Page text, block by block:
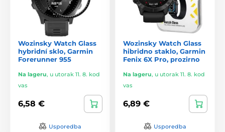
Wozinsky Watch Glass
hybridní sklo, Garmin
Forerunner 955
Na lageru, u utorak 11. 8. kod
vas
6,58 €
Usporedba
Wozinsky Watch Glass
hibridno staklo, Garmin
Fenix 6X Pro, prozirno
Na lageru, u utorak 11. 8. kod
vas
6,89 €
Usporedba